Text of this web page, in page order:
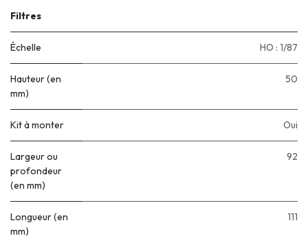
Filtres
Échelle HO : 1/87
Hauteur (en
mm)
50
Kit à monter Oui
Largeur ou
profondeur
(en mm)
92
Longueur (en
mm)
111